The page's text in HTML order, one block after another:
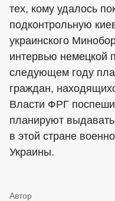
тех, кому удалось
подконтрольную
украинского
интервью немецкой
следующем году
граждан,
Власти ФРГ
планируют
в этой стране
Украины.